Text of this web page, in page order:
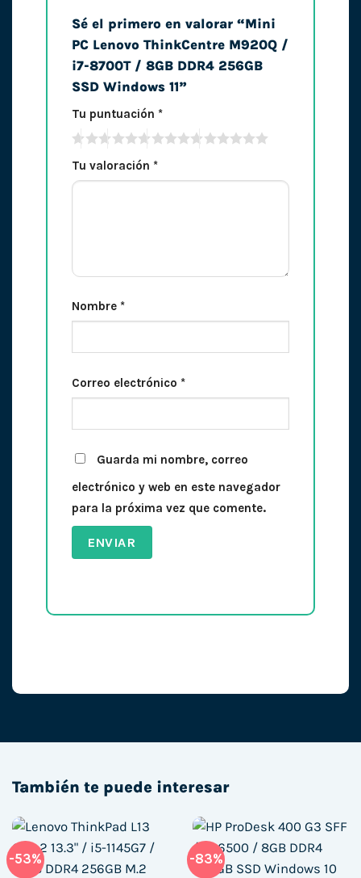
Sé el primero en valorar “Mini
PC Lenovo ThinkCentre M920Q /
i7-8700T / 8GB DDR4 256GB
SSD Windows 11”
Tu puntuación *
Tu valoración *
Nombre *
Correo electrónico *
Guarda mi nombre, correo
electrónico y web en este navegador
para la próxima vez que comente.
También te puede interesar
-53% -83%